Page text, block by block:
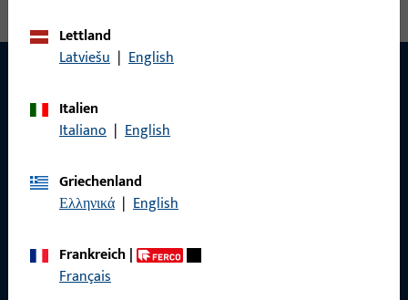
KONTAKT
Haben Sie Fragen oder wünschen Sie persönliche Beratung?
zuverlässig.
Lettland
Latviešu | English
Italien
Italiano | English
Griechenland
Ελληνικά | English
Frankreich|
Français